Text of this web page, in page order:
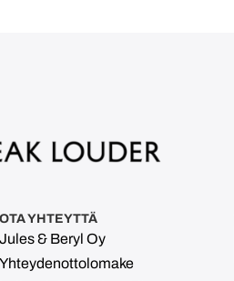
OTA YHTEYTTÄ
Jules & Beryl Oy
Yhteydenottolomake